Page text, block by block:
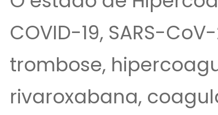
COVID-19, SARS-
trombose,
rivaroxabana,